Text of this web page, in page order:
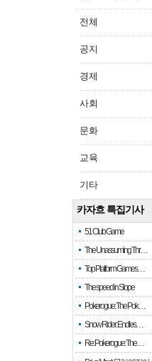
전체
공지
경제
사회
문화
교육
기타
카자흐 특집기사
51 Club Game
The Unassuming Thr…
Top Platform Games…
The speed in Slope
Pokerogue: The Pok…
Snow Rider: Endles…
Re: Pokerogue: The…